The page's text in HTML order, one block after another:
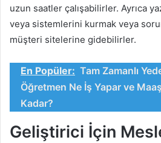
uzun saatler çalışabilirler. Ayrıca
veya sistemlerini kurmak veya
müşteri sitelerine gidebilirler.
En Popüler: Tam Zamanlı
Öğretmen Ne İş Yapar ve
Kadar?
Geliştirici İçin